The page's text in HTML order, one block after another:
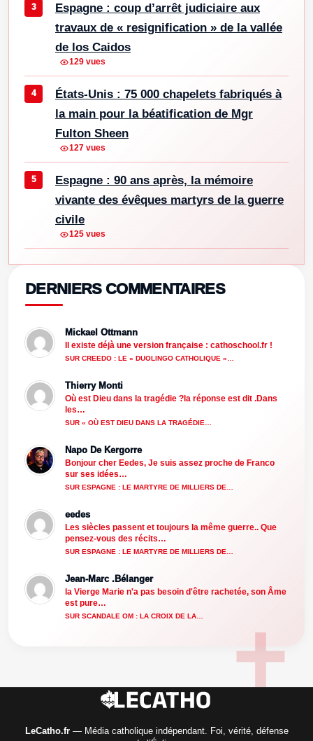
Espagne : coup d’arrêt judiciaire aux
travaux de « resignification » de la vallée
de los Caidos
129 vues
États-Unis : 75 000 chapelets fabriqués à
la main pour la béatification de Mgr
Fulton Sheen
127 vues
Espagne : 90 ans après, la mémoire
vivante des évêques martyrs de la guerre
civile
125 vues
DERNIERS COMMENTAIRES
Mickael Ottmann
Il existe déjà une version française : cathoschool.fr !
SUR CREEDO : LE « DUOLINGO CATHOLIQUE »…
Thierry Monti
Où est Dieu dans la tragédie ?la réponse est dit .Dans
les…
SUR « OÙ EST DIEU DANS LA TRAGÉDIE…
Napo De Kergorre
Bonjour cher Eedes, Je suis assez proche de Franco
sur ses idées…
SUR ESPAGNE : LE MARTYRE DE MILLIERS DE…
eedes
Les siècles passent et toujours la même guerre.. Que
pensez-vous des récits…
SUR ESPAGNE : LE MARTYRE DE MILLIERS DE…
Jean-Marc .Bélanger
la Vierge Marie n'a pas besoin d'être rachetée, son Âme
est pure…
SUR SCANDALE OM : LA CROIX DE LA…
LeCatho.fr— Média catholique indépendant. Foi, vérité, défense